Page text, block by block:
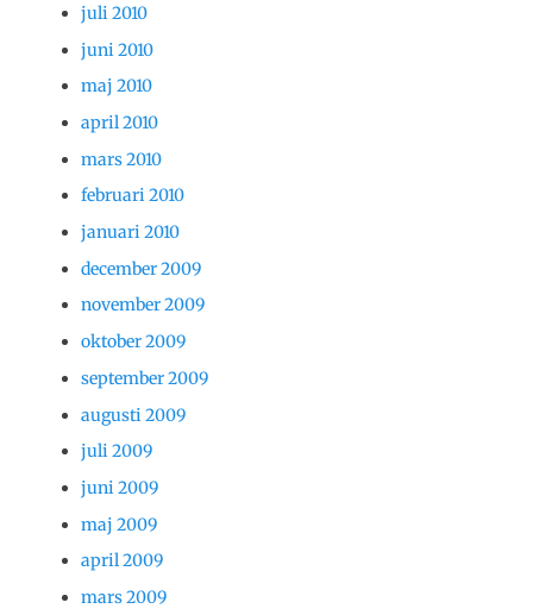
juli 2010
juni 2010
maj 2010
april 2010
mars 2010
februari 2010
januari 2010
december 2009
november 2009
oktober 2009
september 2009
augusti 2009
juli 2009
juni 2009
maj 2009
april 2009
mars 2009